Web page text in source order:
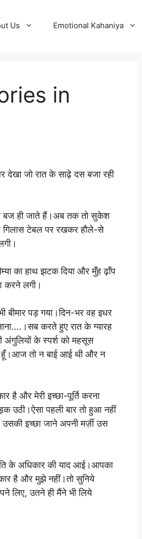
Us Emotional Kahaniya
in
देखा जो रात के साढ़े दस बजा रही
बज ही जाते हैं।अब तक तो सुकेश
गिलास टेबल पर रखकर हौले-से
का हाथ झटक दिया और मुँह ढ़ाँप
करने लगी।
बीमार पड़ गया।दिन-भर वह इधर
करते हुए रात के ग्यारह
के स्पर्श को महसूस
तो न बाई आई थी और न
है और मेरी इच्छा-पूर्ति करना
उठी।ऐसा पहली बार तो हुआ नहीं
इच्छा जाने अपनी मर्ज़ी उस
के अधिकार की याद आई।आपका
है और मुझे नहीं।तो सुनिये
लिए, उतने ही मैंने भी लिये